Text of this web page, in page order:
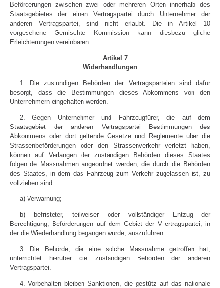
Beförderungen zwischen zwei oder mehreren Orten innerhalb des
Staatsgebietes der einen Vertragspartei durch Unternehmer der
anderen Vertragspartei, sind nicht erlaubt. Die in Artikel 10
vorgesehene Gemischte Kommission kann diesbezū gliche
Erleichterungen vereinbaren.
Artikel 7
Widerhandlungen
1. Die zustūndigen Behörden der Vertragsparteien sind dafūr
besorgt, dass die Bestimmungen dieses Abkommens von den
Unternehmern eingehalten werden.
2. Gegen Unternehmer und Fahrzeugfūrer, die auf dem
Staatsgebiet der anderen Vertragspartei Bestimmungen des
Abkommens oder dort geltende Gesetze und Reglemente ūber die
Strassenbeförderungen oder den Strassenverkehr verletzt haben,
können auf Verlangen der zuständigen Behörden dieses Staates
folgen de Massnahmen angeordnet werden, die durch die Behörden
des Staates, in dem das Fahrzeug zum Verkehr zugelassen ist, zu
vollziehen sind:
a) Verwarnung;
b) befristeter, teilweiser oder vollständiger Entzug der
Berechtigung, Beförderungen auf dem Gebiet der V ertragspartei, in
der die Wiederhandlung begangen wurde, auszufūhren.
3. Die Behörde, die eine solche Massnahme getroffen hat,
unterrichtet hierūber die zuständigen Behörden der anderen
Vertragspartei.
4. Vorbehalten bleiben Sanktionen, die gestūtz auf das nationale